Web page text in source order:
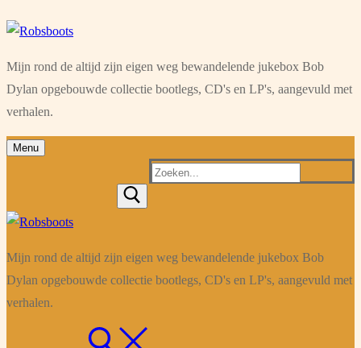
Ga
de
inhoud
Menu
Sluiten
Mijn rond de altijd zijn eigen weg bewandelende jukebox Bob
Dylan opgebouwde collectie bootlegs, CD's en LP's, aangevuld met
verhalen.
Menu
Zoeken
Mijn rond de altijd zijn eigen weg bewandelende jukebox Bob
Dylan opgebouwde collectie bootlegs, CD's en LP's, aangevuld met
verhalen.